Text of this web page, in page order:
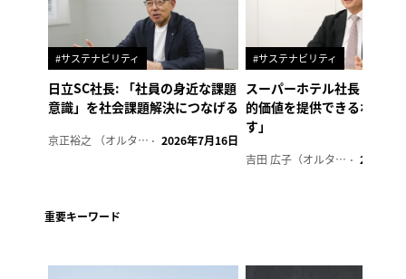
#サステナビリティ
日立SC社長: 「社員の身近な課題
意識」を社会課題解決につなげる
京正裕之 （オルタナ副編集長） 2026年7月16日
#サステナビリティ
スーパーホテル社長「地域
的価値を提供できるホテル
す」
吉田 広子（オルタナ輪番編集長） 2026年6
重要キーワード